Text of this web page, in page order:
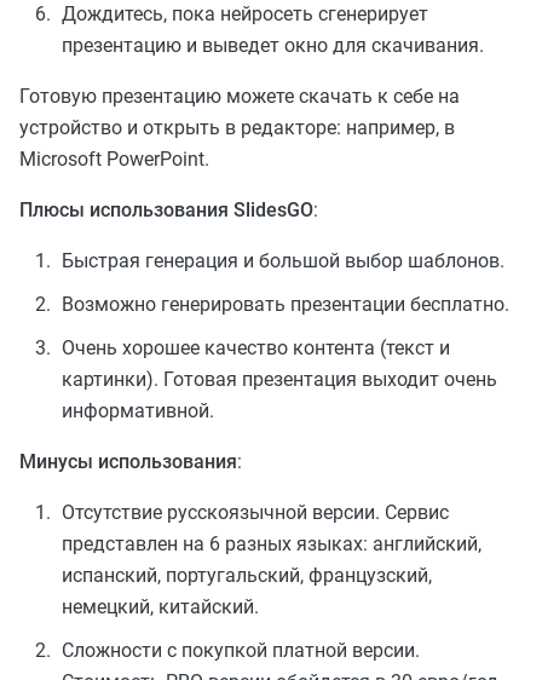
Дождитесь, пока нейросеть сгенерирует
презентацию и выведет окно для скачивания.
Готовую презентацию можете скачать к себе на
устройство и открыть в редакторе: например, в
Microsoft PowerPoint.
Плюсы использования SlidesGO:
Быстрая генерация и большой выбор шаблонов.
Возможно генерировать презентации бесплатно.
Очень хорошее качество контента (текст и
картинки). Готовая презентация выходит очень
информативной.
Минусы использования:
Отсутствие русскоязычной версии. Сервис
представлен на 6 разных языках: английский,
испанский, португальский, французский,
немецкий, китайский.
Сложности с покупкой платной версии.